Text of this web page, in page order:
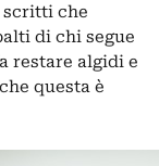
scritti che
di chi segue
restare algidi e
questa è